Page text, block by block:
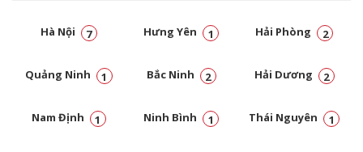
Hà Nội 7 Hưng Yên 1 Hải Phòng 2
Quảng Ninh 1 Bắc Ninh 2 Hải Dương 2
Nam Định 1 Ninh Bình 1 Thái Nguyên 1